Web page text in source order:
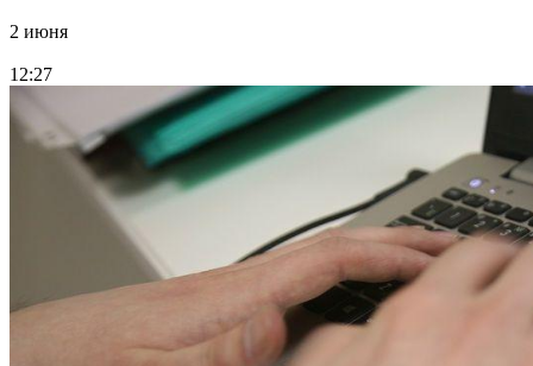
2 июня
12:27